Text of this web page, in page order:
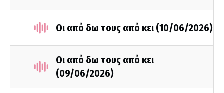
Οι από δω τους από κει (10/06/2026)
Οι από δω τους από κει
(09/06/2026)